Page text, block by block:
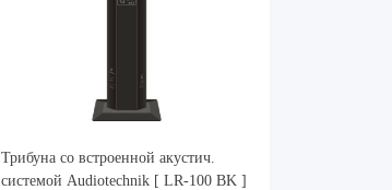
Трибуна со встроенной акустич.
системой Audiotechnik [ LR-100 BK ]